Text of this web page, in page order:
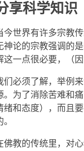
享科学知识
今世界有许多宗教
神论的宗教强调的
这一点很必要，（
们必须了解，举例
。为了消除苦难和
绪和态度），而且
。
佛教的传统里，对